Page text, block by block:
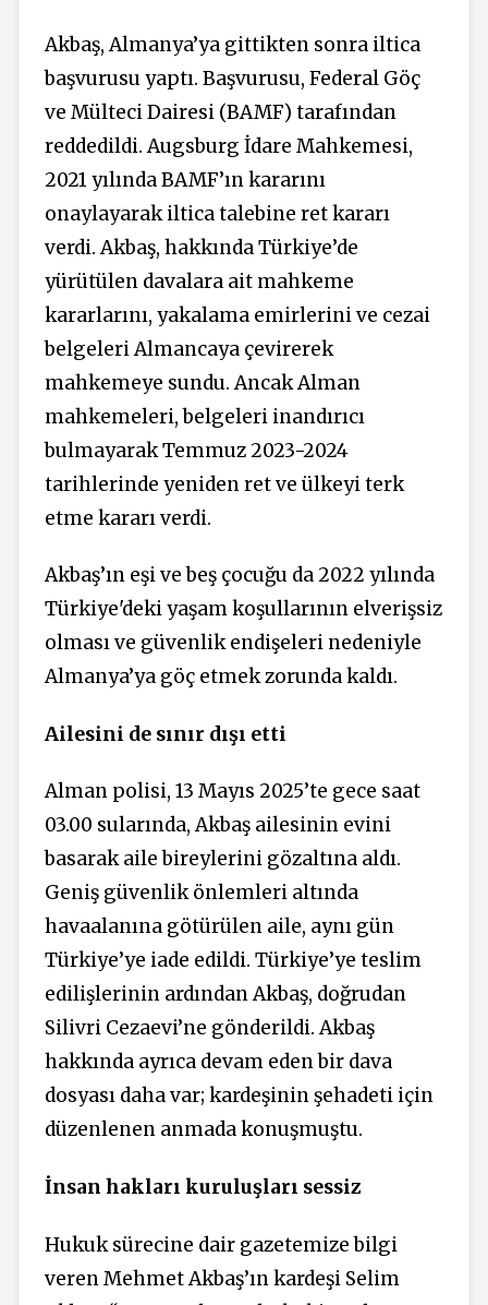
Akbaş, Almanya’ya gittikten sonra iltica
başvurusu yaptı. Başvurusu, Federal Göç
ve Mülteci Dairesi (BAMF) tarafından
reddedildi. Augsburg İdare Mahkemesi,
2021 yılında BAMF’ın kararını
onaylayarak iltica talebine ret kararı
verdi. Akbaş, hakkında Türkiye’de
yürütülen davalara ait mahkeme
kararlarını, yakalama emirlerini ve cezai
belgeleri Almancaya çevirerek
mahkemeye sundu. Ancak Alman
mahkemeleri, belgeleri inandırıcı
bulmayarak Temmuz 2023-2024
tarihlerinde yeniden ret ve ülkeyi terk
etme kararı verdi.
Akbaş’ın eşi ve beş çocuğu da 2022 yılında
Türkiye'deki yaşam koşullarının elverişsiz
olması ve güvenlik endişeleri nedeniyle
Almanya’ya göç etmek zorunda kaldı.
Ailesini de sınır dışı etti
Alman polisi, 13 Mayıs 2025’te gece saat
03.00 sularında, Akbaş ailesinin evini
basarak aile bireylerini gözaltına aldı.
Geniş güvenlik önlemleri altında
havaalanına götürülen aile, aynı gün
Türkiye’ye iade edildi. Türkiye’ye teslim
edilişlerinin ardından Akbaş, doğrudan
Silivri Cezaevi’ne gönderildi. Akbaş
hakkında ayrıca devam eden bir dava
dosyası daha var; kardeşinin şehadeti için
düzenlenen anmada konuşmuştu.
İnsan hakları kuruluşları sessiz
Hukuk sürecine dair gazetemize bilgi
veren Mehmet Akbaş’ın kardeşi Selim